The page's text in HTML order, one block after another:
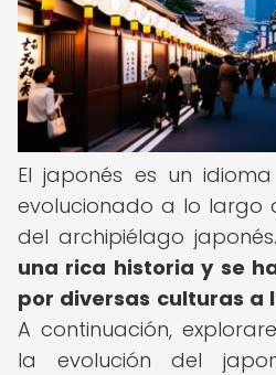
El japonés es un
evolucionado a lo largo
del archipiélago japonés.
una rica historia y se
por diversas culturas a
A continuación,
la evolución del